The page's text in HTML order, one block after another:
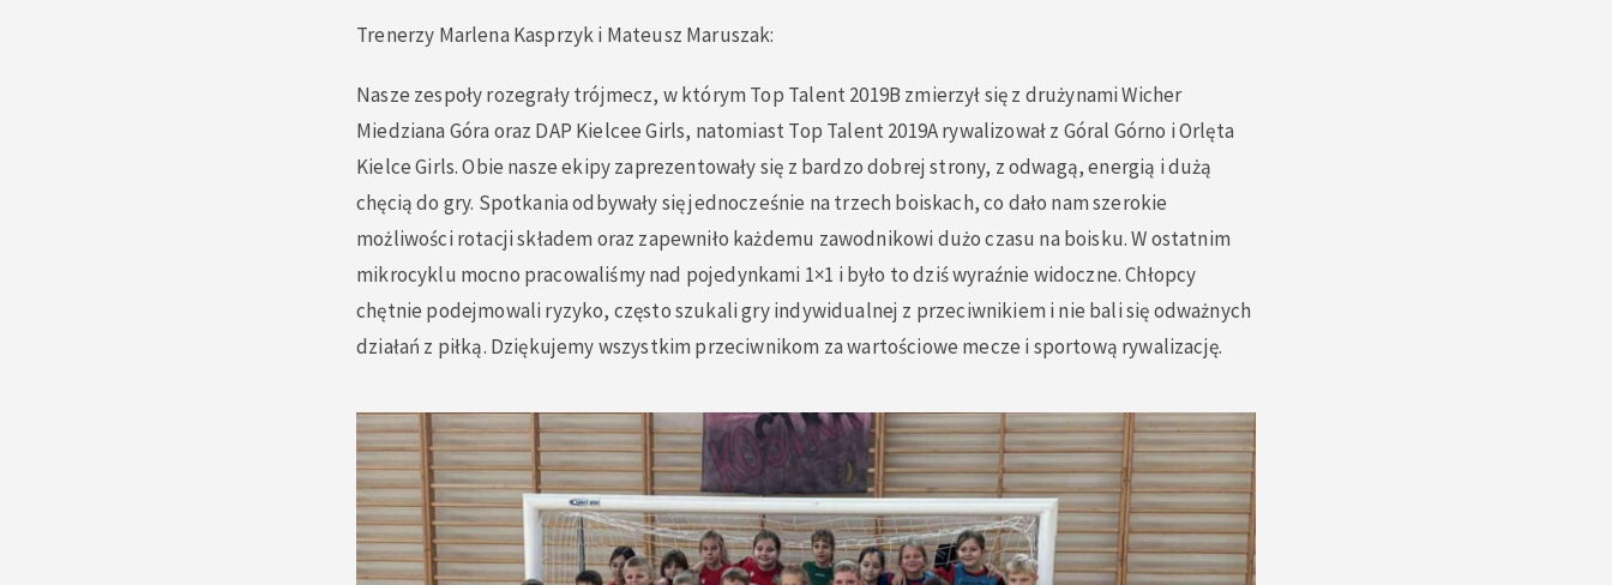
Trenerzy Marlena Kasprzyk i Mateusz Maruszak:
Nasze zespoły rozegrały trójmecz, w którym Top Talent 2019B zmierzył się z drużynami Wicher
Miedziana Góra oraz DAP Kielcee Girls, natomiast Top Talent 2019A rywalizował z Góral Górno i Orlęta
Kielce Girls. Obie nasze ekipy zaprezentowały się z bardzo dobrej strony, z odwagą, energią i dużą
chęcią do gry. Spotkania odbywały się jednocześnie na trzech boiskach, co dało nam szerokie
możliwości rotacji składem oraz zapewniło każdemu zawodnikowi dużo czasu na boisku. W ostatnim
mikrocyklu mocno pracowaliśmy nad pojedynkami 1×1 i było to dziś wyraźnie widoczne. Chłopcy
chętnie podejmowali ryzyko, często szukali gry indywidualnej z przeciwnikiem i nie bali się odważnych
działań z piłką. Dziękujemy wszystkim przeciwnikom za wartościowe mecze i sportową rywalizację.